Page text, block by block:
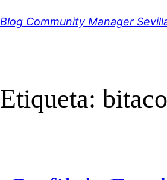
al
Blog Community Manager
Etiqueta: